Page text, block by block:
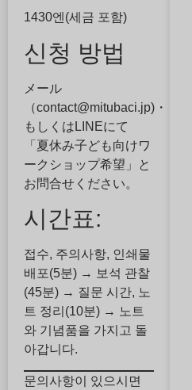
1430엔(세금 포함)
신청 방법
メール
（contact@mitubaci.jp)・
もしくはLINEにて
「夏休み子ども向けワ
ークショップ希望」と
お問合せください。
시간표:
접수, 주의사항, 인쇄물
배포(5분) → 보석 관찰
(45분) → 질문 시간, 노
트 정리(10분) → 노트
와 기념품을 가지고 돌
아갑니다.
문의사항이 있으시면